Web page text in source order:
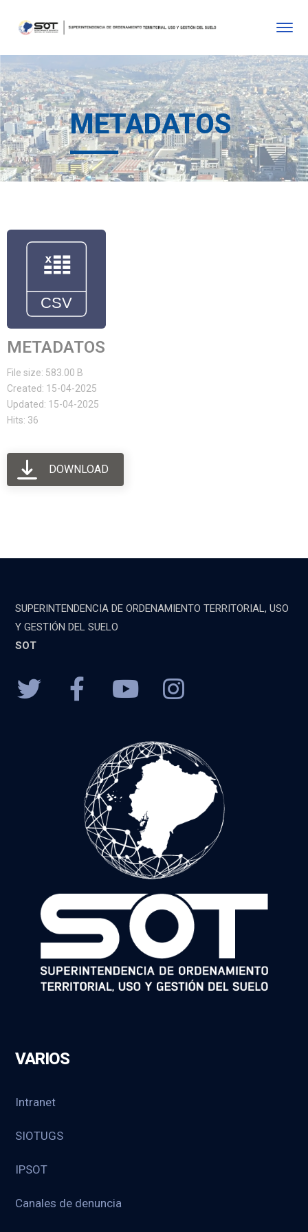
METADATOS
METADATOS
File size: 583.00 B
Created: 15-04-2025
Updated: 15-04-2025
Hits: 36
DOWNLOAD
SUPERINTENDENCIA DE ORDENAMIENTO TERRITORIAL, USO
Y GESTIÓN DEL SUELO
SOT
VARIOS
Intranet
SIOTUGS
IPSOT
Canales de denuncia